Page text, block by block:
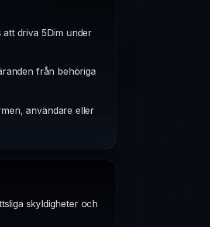
driva 5Dim under
från behöriga
användare eller
skyldigheter och